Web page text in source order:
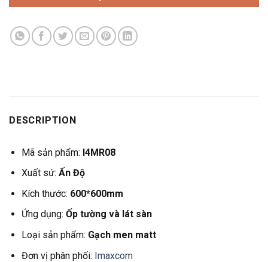
DESCRIPTION
Mã sản phẩm: I4MR08
Xuất sứ: Ấn Độ
Kích thước: 600*600mm
Ứng dụng: Ốp tường và lát sàn
Loại sản phẩm: Gạch men matt
Đơn vị phân phối: Imaxcom